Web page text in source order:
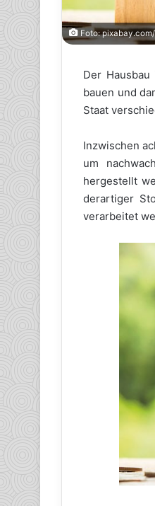
Foto:
Der
bauen und
Staat
Inzwischen
um
hergestellt
derartiger
verarbeitet